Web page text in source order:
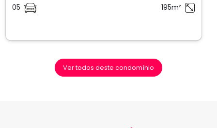
05
195m²
Ver todos deste condomínio